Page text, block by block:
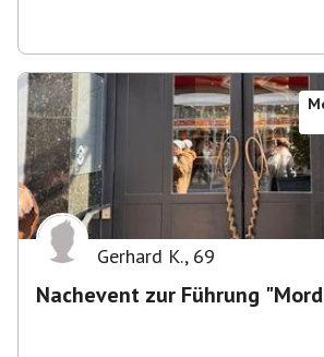
Gerhard K., 69
Nachevent zur Führung